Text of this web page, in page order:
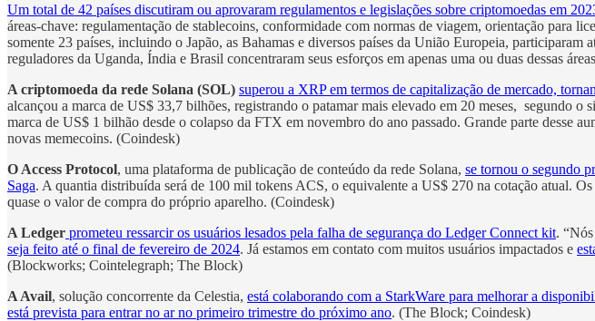
Um total de 42 países discutiram ou aprovaram regulamentos e legislações sobre criptomoedas em
áreas-chave: regulamentação de stablecoins, conformidade com normas de viagem, orientação para
somente 23 países, incluindo o Japão, as Bahamas e diversos países da União Europeia,
reguladores da Uganda, Índia e Brasil concentraram seus esforços em apenas uma ou duas dessas
A criptomoeda da rede Solana (SOL) superou a XRP em termos de capitalização de mercado,
alcançou a marca de US$ 33,7 bilhões, registrando o patamar mais elevado em 20 meses, segundo o
marca de US$ 1 bilhão desde o colapso da FTX em novembro do ano passado. Grande parte desse
novas memecoins. (Coindesk)
O Access Protocol, uma plataforma de publicação de conteúdo da rede Solana, se tornou o segundo
Saga. A quantia distribuída será de 100 mil tokens ACS, o equivalente a US$ 270 na cotação atual.
quase o valor de compra do próprio aparelho. (Coindesk)
A Ledger prometeu ressarcir os usuários lesados pela falha de segurança do Ledger Connect kit.
seja feito até o final de fevereiro de 2024. Já estamos em contato com muitos usuários impactados e
(Blockworks; Cointelegraph; The Block)
A Avail, solução concorrente da Celestia, está colaborando com a StarkWare para melhorar a
está prevista para entrar no ar no primeiro trimestre do próximo ano. (The Block; Coindesk)